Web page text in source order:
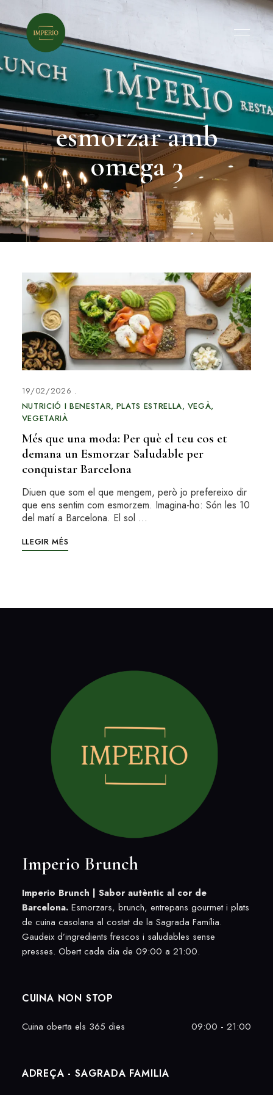
esmorzar amb
omega 3
19/02/2026
NUTRICIÓ I BENESTAR PLATS ESTRELLA VEGÀ
VEGETARIÀ
Més que una moda: Per què el teu cos et
demana un Esmorzar Saludable per
conquistar Barcelona
Diuen que som el que mengem, però jo prefereixo dir
que ens sentim com esmorzem. Imagina-ho: Són les 10
del matí a Barcelona. El sol …
LLEGIR MÉS
Imperio Brunch
Imperio Brunch | Sabor autèntic al cor de
Barcelona.Esmorzars, brunch, entrepans gourmet i plats
de cuina casolana al costat de la Sagrada Família.
Gaudeix d’ingredients frescos i saludables sense
presses. Obert cada dia de 09:00 a 21:00.
CUINA NON STOP
Cuina oberta els 365 dies 09:00 - 21:00
ADREÇA - SAGRADA FAMILIA